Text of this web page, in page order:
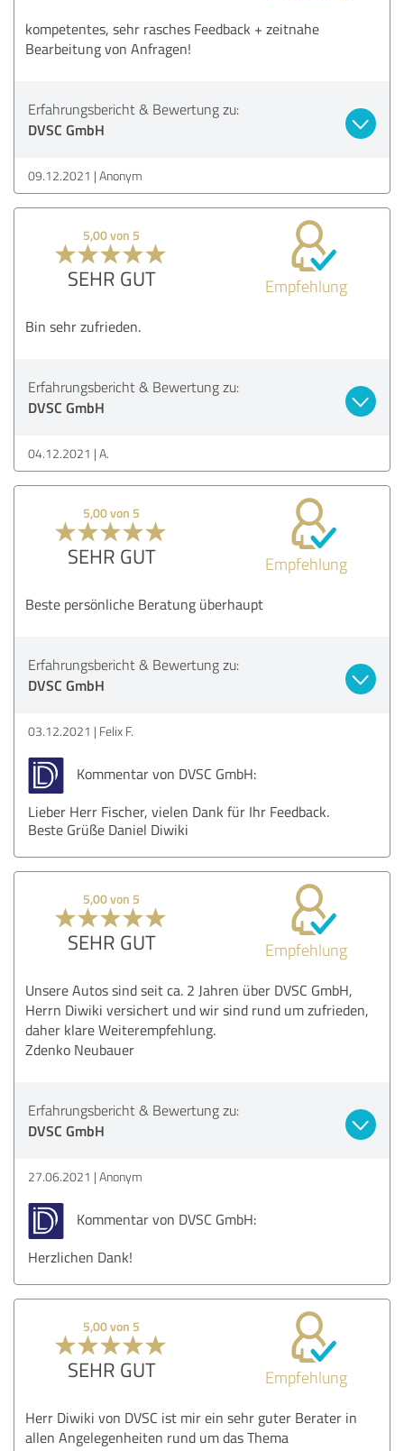
kompetentes, sehr rasches Feedback + zeitnahe
Bearbeitung von Anfragen!
Erfahrungsbericht & Bewertung zu:
DVSC GmbH
09.12.2021 Anonym
5,00 von 5
SEHR GUT Empfehlung
Bin sehr zufrieden.
Erfahrungsbericht & Bewertung zu:
DVSC GmbH
04.12.2021 A.
5,00 von 5
SEHR GUT Empfehlung
Beste persönliche Beratung überhaupt
Erfahrungsbericht & Bewertung zu:
DVSC GmbH
03.12.2021 Felix F.
Kommentar von DVSC GmbH:
Lieber Herr Fischer, vielen Dank für Ihr Feedback.
Beste Grüße Daniel Diwiki
5,00 von 5
SEHR GUT Empfehlung
Unsere Autos sind seit ca. 2 Jahren über DVSC GmbH,
Herrn Diwiki versichert und wir sind rund um zufrieden,
daher klare Weiterempfehlung.
Zdenko Neubauer
Erfahrungsbericht & Bewertung zu:
DVSC GmbH
27.06.2021 Anonym
Kommentar von DVSC GmbH:
Herzlichen Dank!
5,00 von 5
SEHR GUT Empfehlung
Herr Diwiki von DVSC ist mir ein sehr guter Berater in
allen Angelegenheiten rund um das Thema